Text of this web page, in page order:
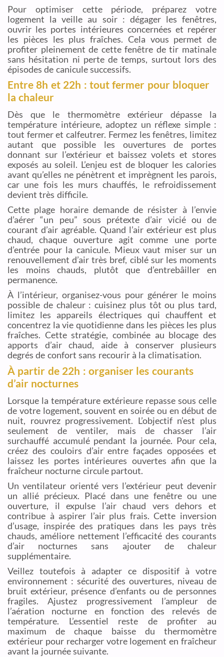
Pour optimiser cette période, préparez votre
logement la veille au soir : dégager les fenêtres,
ouvrir les portes intérieures concernées et repérer
les pièces les plus fraîches. Cela vous permet de
profiter pleinement de cette fenêtre de tir matinale
sans hésitation ni perte de temps, surtout lors des
épisodes de canicule successifs.
Entre 8h et 22h : tout fermer pour bloquer
la chaleur
Dès que le thermomètre extérieur dépasse la
température intérieure, adoptez un réflexe simple :
tout fermer et calfeutrer. Fermez les fenêtres, limitez
autant que possible les ouvertures de portes
donnant sur l’extérieur et baissez volets et stores
exposés au soleil. L’enjeu est de bloquer les calories
avant qu’elles ne pénètrent et imprègnent les parois,
car une fois les murs chauffés, le refroidissement
devient très difficile.
Cette plage horaire demande de résister à l’envie
d’aérer “un peu” sous prétexte d’air vicié ou de
courant d’air agréable. Quand l’air extérieur est plus
chaud, chaque ouverture agit comme une porte
d’entrée pour la canicule. Mieux vaut miser sur un
renouvellement d’air très bref, ciblé sur les moments
les moins chauds, plutôt que d’entrebâiller en
permanence.
À l’intérieur, organisez-vous pour générer le moins
possible de chaleur : cuisinez plus tôt ou plus tard,
limitez les appareils électriques qui chauffent et
concentrez la vie quotidienne dans les pièces les plus
fraîches. Cette stratégie, combinée au blocage des
apports d’air chaud, aide à conserver plusieurs
degrés de confort sans recourir à la climatisation.
À partir de 22h : organiser les courants
d’air nocturnes
Lorsque la température extérieure repasse sous celle
de votre logement, souvent en soirée ou en début de
nuit, rouvrez progressivement. L’objectif n’est plus
seulement de ventiler, mais de chasser l’air
surchauffé accumulé pendant la journée. Pour cela,
créez des couloirs d’air entre façades opposées et
laissez les portes intérieures ouvertes afin que la
fraîcheur nocturne circule partout.
Un ventilateur orienté vers l’extérieur peut devenir
un allié précieux. Placé dans une fenêtre ou une
ouverture, il expulse l’air chaud vers dehors et
contribue à aspirer l’air plus frais. Cette inversion
d’usage, inspirée des pratiques dans les pays très
chauds, améliore nettement l’efficacité des courants
d’air nocturnes sans ajouter de chaleur
supplémentaire.
Veillez toutefois à adapter ce dispositif à votre
environnement : sécurité des ouvertures, niveau de
bruit extérieur, présence d’enfants ou de personnes
fragiles. Ajustez progressivement l’ampleur de
l’aération nocturne en fonction des relevés de
température. L’essentiel reste de profiter au
maximum de chaque baisse du thermomètre
extérieur pour recharger votre logement en fraîcheur
avant la journée suivante.